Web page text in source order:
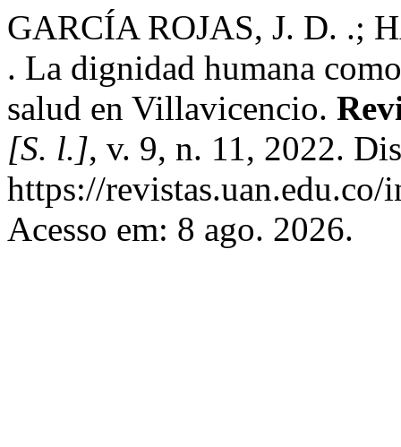
GARCÍA ROJAS, J. D. .;
. La dignidad humana
salud en Villavicencio.
[S. l.], v. 9, n. 11, 2022.
https://
Acesso em: 8 ago. 2026.